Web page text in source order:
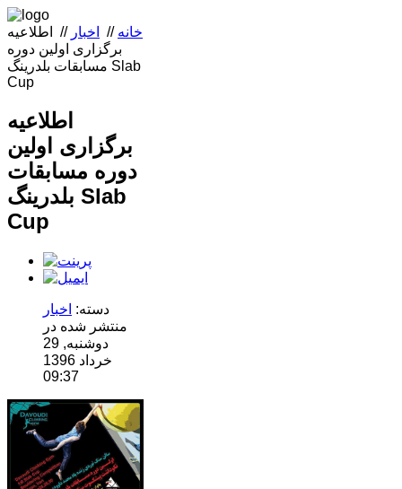
خانه // اخبار //
اطلاعیه
برگزاری اولین دوره
مسابقات بلدرینگ Slab
Cup
اطلاعیه
برگزاری اولین
دوره مسابقات
بلدرینگ Slab
Cup
دسته: اخبار
منتشر شده در
دوشنبه, 29
خرداد 1396
09:37